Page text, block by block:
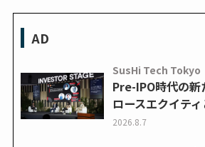
AD
SusHi Tech Tokyo
Pre-IPO時代の
ロースエクイテ
2026.8.7